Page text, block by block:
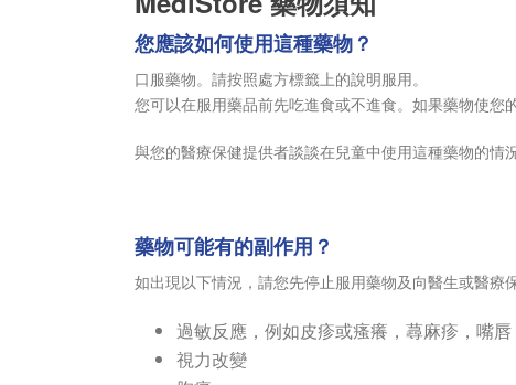
您應該如何使用這種藥物？
口服藥物。請按照處方標籤上的說明服用。
您可以在服用藥品前先吃進食或不進食。如果藥物使您
與您的醫療保健提供者談談在兒童中使用這種藥物的情
藥物可能有的副作用？
如出現以下情況，請您先停止服用藥物及向醫生或醫療
過敏反應，例如皮疹或瘙癢，蕁麻疹，嘴
視力改變